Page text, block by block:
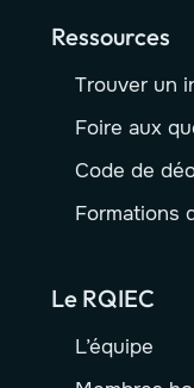
Ressources
Trouver un
Foire aux
Code de
Formations
Le RQIEC
L’équipe